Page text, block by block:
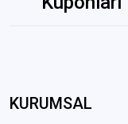
KURUMSAL